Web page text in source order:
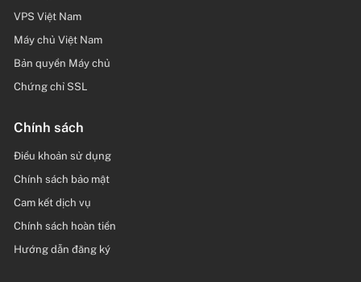
VPS Việt Nam
Máy chủ Việt Nam
Bản quyền Máy chủ
Chứng chỉ SSL
Chính sách
Điều khoản sử dụng
Chính sách bảo mật
Cam kết dịch vụ
Chính sách hoàn tiền
Hướng dẫn đăng ký